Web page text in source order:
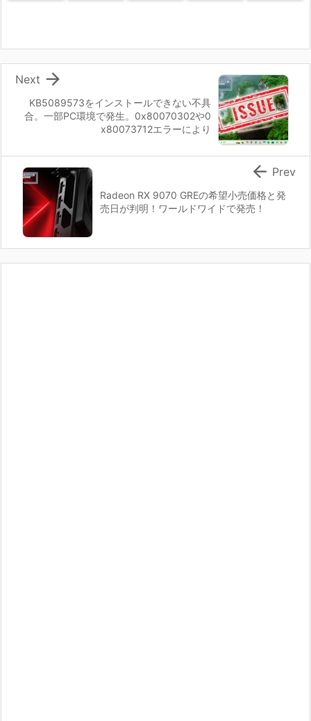
KB5089573をインストールできない不具
合。一部PC環境で発生。0x80070302や0
x80073712エラーにより

Next
Radeon RX 9070 GREの希望小売価格と発
売日が判明！ワールドワイドで発売！
 Prev